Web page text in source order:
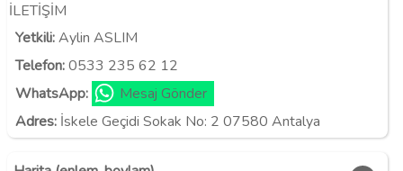
İLETİŞİM
Yetkili:Aylin ASLIM
Telefon:0533 235 62 12
WhatsApp:
Mesaj Gönder
Adres: İskele Geçidi Sokak No: 2 07580 Antalya